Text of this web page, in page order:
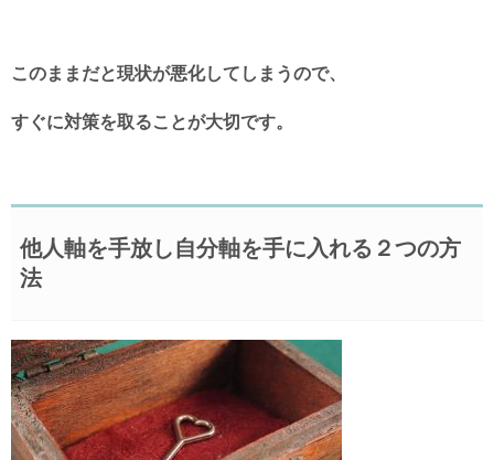
このままだと現状が悪化してしまうので、
すぐに対策を取ることが大切です。
他人軸を手放し自分軸を手に入れる２つの方
法